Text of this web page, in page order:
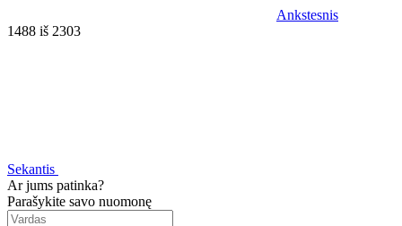
Ankstesnis
1488 iš 2303
Sekantis
Ar jums patinka?
Parašykite savo nuomonę